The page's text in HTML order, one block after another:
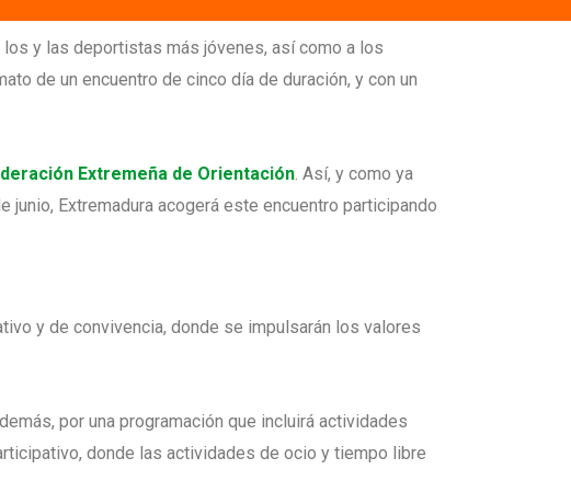
y las deportistas más jóvenes, así como a los
de un encuentro de cinco día de duración, y con un
Extremeña de Orientación. Así, y como ya
Extremadura acogerá este encuentro participando
y de convivencia, donde se impulsarán los valores
por una programación que incluirá actividades
donde las actividades de ocio y tiempo libre